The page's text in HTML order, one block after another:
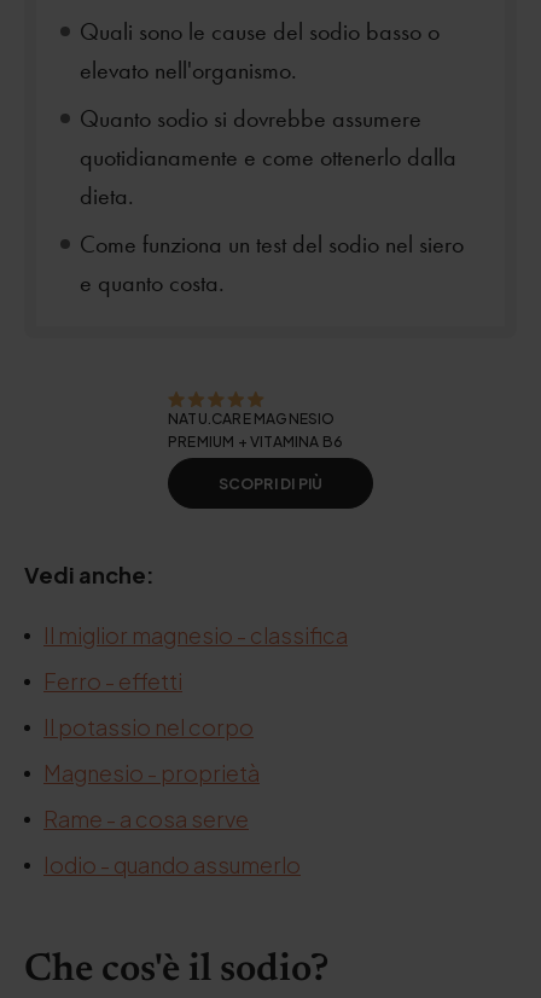
Quali sono le cause del sodio basso o
elevato nell'organismo.
Quanto sodio si dovrebbe assumere
quotidianamente e come ottenerlo dalla
dieta.
Come funziona un test del sodio nel siero
e quanto costa.
NATU.CARE MAGNESIO
PREMIUM + VITAMINA B6
SCOPRI DI PIÙ
Vedi anche:
Il miglior magnesio - classifica
Ferro - effetti
Il potassio nel corpo
Magnesio - proprietà
Rame - a cosa serve
Iodio - quando assumerlo
Che cos'è il sodio?